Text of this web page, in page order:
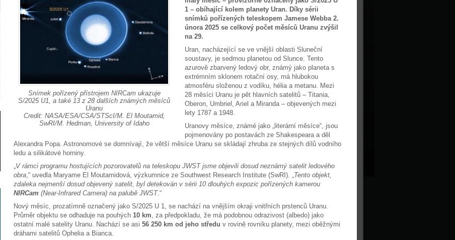
Snímek pořízený přístrojem NIRCam ukazuje
S/2025 U1, a také 13 z 28 dalších známých měsíců
Uranu
Credit: NASA/ESA/CSA/STScI/M. El Moutamid,
SwRI/M. Hedman, University of Idaho
1 – obíhající kolem planety Uran. Díky sérii
snímků pořízených teleskopem Jamese Webba 2.
února 2025 se celkový počet měsíců Uranu zvýšil
na 29.
Uran, nacházející se ve vnější oblasti Sluneční
soustavy, je sedmou planetou od Slunce. Tento
azurově zbarvený ledový obr, známý jako planeta s
extrémním sklonem rotační osy, má hlubokou
atmosféru složenou z vodíku, hélia a metanu. Mezi
28 měsíci Uranu je pět hlavních satelitů – Titania,
Oberon, Umbriel, Ariel a Miranda – objevených mezi
lety 1787 a 1948.
Uranovy měsíce, známé jako „literární měsíce“, jsou
pojmenovány po postavách ze Shakespeara a děl
Alexandra Popa. Astronomové se domnívají, že větší měsíce Uranu se skládají zhruba ze stejných dílů vodního
ledu a silikátové horniny.
„V rámci programu hostujících pozorovatelů na teleskopu JWST jsme objevili dosud neznámý satelit ledového
obra,“ uvedla Maryame El Moutamidová, výzkumnice ze Southwest Research Institute (SwRI). „Tento objekt,
zdaleka nejmenší dosud objevený satelit, byl detekován v sérii 10 dlouhých expozic pořízených kamerou
NIRCam (Near-Infrared Camera) na palubě JWST.“
Nový měsíc, prozatímně označený jako S/2025 U 1, se nachází na vnějším okraji vnitřních prstenců Uranu.
Průměr objektu se odhaduje na pouhých 10 km, za předpokladu, že má podobnou odrazivost (albedo) jako
ostatní malé satelity Uranu. Nachází se asi 56 250 km od jeho středu v rovině rovníku planety, mezi oběžnými
dráhami satelitů Ophelia a Bianca.